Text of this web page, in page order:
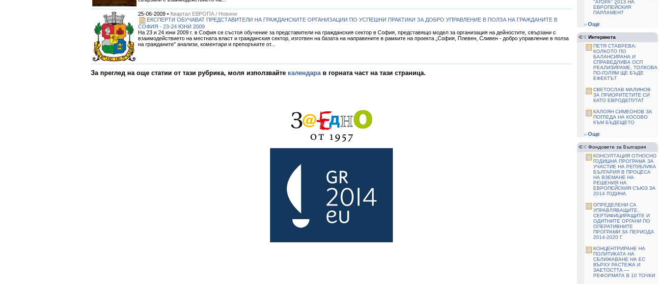
25-06-2009 • Квартал ЕВРОПА / Новини
ЕКСПЕРТИ ОБУЧАВАТ ПРЕДСТАВИТЕЛИ НА ГРАЖДАНСКИТЕ ОРГАНИЗАЦИИ ПО УСПЕШНИ ПРАКТИКИ ЗА ДОБРО УПРАВЛЕНИЕ В ПОЛЗА НА ГРАЖДАНИТЕ В
СОФИЯ - 23-24 ЮНИ 2009
На 23 и 24 юни 2009 г. в София се състоя обучение за представители на гражданския сектор в София, представящо модел за организация на дейностите, свързани с
взаимодействието на местната власт и гражданския сектор, изготвен на базата на направените в рамките на проекта „София, Плевен, Сливен - добро управление в полза
на гражданите" анализи, коментари и препоръките от...
За преглед на още статии от тази рубрика, моля използвайте календарав горната част на тази страница.
"АГОРА" 2013 НА
ЕВРОПЕЙСКИЯ
ПАРЛАМЕНТ
Още
Интервюта
ПЕТЯ СТАВРЕВА:
КОЛКОТО ПО
БАЛАНСИРАНА И
СПРАВЕДЛИВА ОСП
РЕАЛИЗИРАМЕ, ТОЛКОВА
ПО-ГОЛЯМ ЩЕ БЪДЕ
ЕФЕКТЪТ
СВЕТОСЛАВ МАЛИНОВ
ЗА ПРИОРИТЕТИТЕ СИ
КАТО ЕВРОДЕПУТАТ
КАЛОЯН СИМЕОНОВ ЗА
ПОГЛЕДА НА КОСОВО
КЪМ БЪДЕЩЕТО
Още
Фондовете за България
КОНСУЛТАЦИЯ ОТНОСНО
ГОДИШНА ПРОГРАМА ЗА
УЧАСТИЕ НА РЕПУБЛИКА
БЪЛГАРИЯ В ПРОЦЕСА
НА ВЗЕМАНЕ НА
РЕШЕНИЯ НА
ЕВРОПЕЙСКИЯ СЪЮЗ ЗА
2014 ГОДИНА
ОПРЕДЕЛЕНИ СА
УПРАВЛЯВАЩИТЕ,
СЕРТИФИЦИРАЩИТЕ И
ОДИТНИТЕ ОРГАНИ ПО
ОПЕРАТИВНИТЕ
ПРОГРАМИ ЗА ПЕРИОДА
2014-2020 Г.
КОНЦЕНТРИРАНЕ НА
ПОЛИТИКАТА НА
СБЛИЖАВАНЕ НА ЕС
ВЪРХУ РАСТЕЖА И
ЗАЕТОСТТА —
РЕФОРМАТА В 10 ТОЧКИ